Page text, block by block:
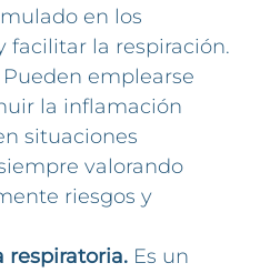
en los
facilitar la respiración.
Pueden emplearse
la inflamación
situaciones
valorando
riesgos y
respiratoria. Es un